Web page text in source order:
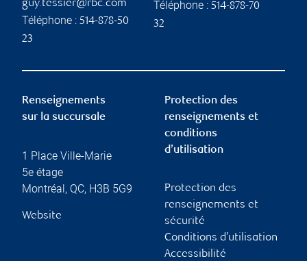
guy.tessier@rbc.com
Téléphone : 514-878-50
23
Téléphone : 514-878-70
32
Renseignements
sur la succursale
1 Place Ville-Marie
5e étage
Montréal, QC, H3B 5G9
Website
Protection des
renseignements et
conditions
d’utilisation
Protection des
renseignements et
sécurité
Conditions d’utilisation
Accessibilité